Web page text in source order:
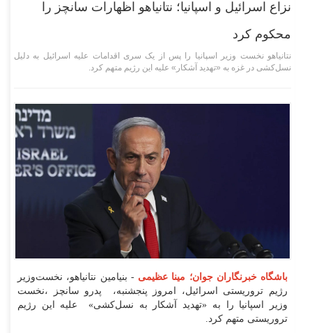
نزاع اسرائیل و اسپانیا؛ نتانیاهو اظهارات سانچز را
محکوم کرد
نتانیاهو نخست وزیر اسپانیا را پس از یک سری اقدامات علیه اسرائیل به دلیل
نسل‌کشی در غزه به «تهدید آشکار» علیه این رژیم متهم کرد.
باشگاه خبرنگاران جوان؛ مینا عظیمی - بنیامین نتانیاهو، نخست‌وزیر
رژیم تروریستی اسرائیل، امروز پنجشنبه، پدرو سانچز ،نخست
وزیر اسپانیا را به «تهدید آشکار به نسل‌کشی» علیه این رژیم
تروریستی متهم کرد.